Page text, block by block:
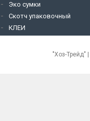
Эко сумки
Скотч упаковочный
КЛЕИ